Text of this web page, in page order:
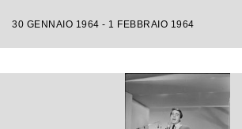
30 GENNAIO 1964 - 1 FEBBRAIO 1964